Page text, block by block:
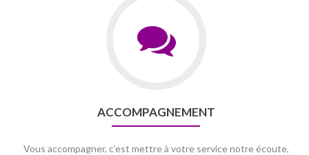
ACCOMPAGNEMENT
Vous accompagner, c’est mettre à votre service notre écoute,